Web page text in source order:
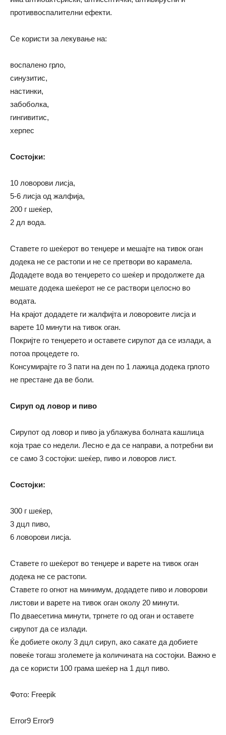
противвоспалителни ефекти.
Се користи за лекување на:
воспалено грло,
синузитис,
настинки,
забоболка,
гингивитис,
херпес
Состојки:
10 ловорови лисја,
5-6 лисја од жалфија,
200 г шеќер,
2 дл вода.
Ставете го шеќерот во тенџере и мешајте на тивок оган
додека не се растопи и не се претвори во карамела.
Додадете вода во тенџерето со шеќер и продолжете да
мешате додека шеќерот не се раствори целосно во
водата.
На крајот додадете ги жалфијта и ловоровите лисја и
варете 10 минути на тивок оган.
Покријте го тенџерето и оставете сирупот да се излади, а
потоа процедете го.
Консумирајте го 3 пати на ден по 1 лажица додека грлото
не престане да ве боли.
Сируп од ловор и пиво
Сирупот од ловор и пиво ја ублажува болната кашлица
која трае со недели. Лесно е да се направи, а потребни ви
се само 3 состојки: шеќер, пиво и ловоров лист.
Состојки:
300 г шеќер,
3 дцл пиво,
6 ловорови лисја.
Ставете го шеќерот во тенџере и варете на тивок оган
додека не се растопи.
Ставете го огнот на минимум, додадете пиво и ловорови
листови и варете на тивок оган околу 20 минути.
По дваесетина минути, тргнете го од оган и оставете
сирупот да се излади.
Ќе добиете околу 3 дцл сируп, ако сакате да добиете
повеќе тогаш зголемете ја количината на состојки. Важно е
да се користи 100 грама шеќер на 1 дцл пиво.
Фото: Freepik
Error9 Error9